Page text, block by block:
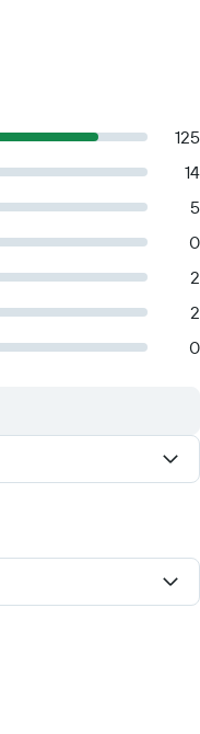
125
14
5
0
2
2
0